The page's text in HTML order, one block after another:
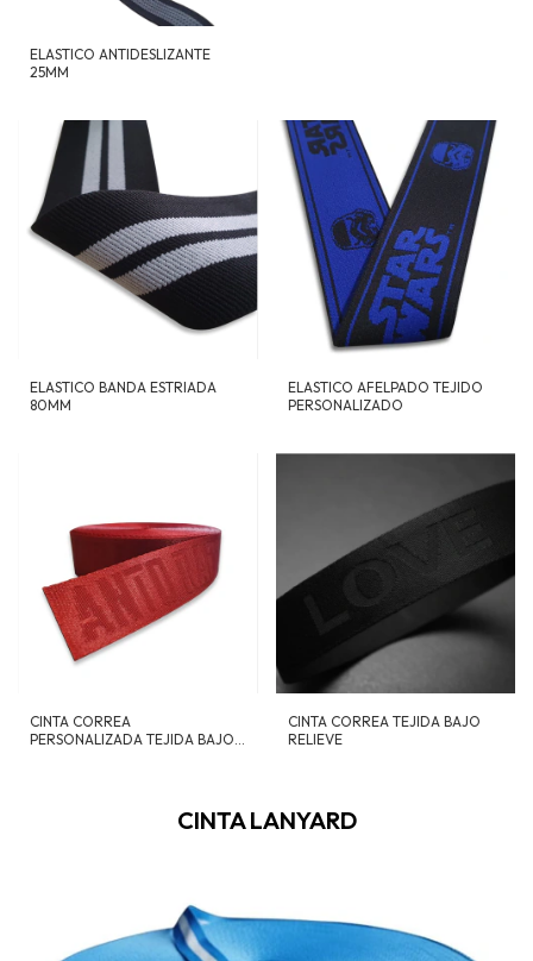
ELASTICO ANTIDESLIZANTE
25MM
ELASTICO BANDA ESTRIADA
80MM
ELASTICO AFELPADO TEJIDO
PERSONALIZADO
CINTA CORREA
PERSONALIZADA TEJIDA BAJO
CINTA CORREA TEJIDA BAJO
RELIEVE
CINTA LANYARD